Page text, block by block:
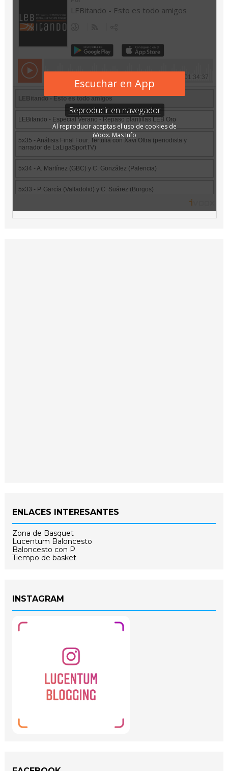
ENLACES INTERESANTES
Zona de Basquet
Lucentum Baloncesto
Baloncesto con P
Tiempo de basket
INSTAGRAM